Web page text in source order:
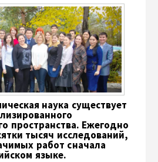
наука существует
пространства. Ежегодно
тысяч исследований,
работ сначала
языке.